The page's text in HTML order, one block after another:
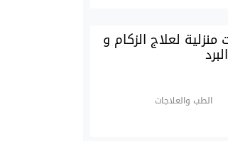
منزلية لعلاج الزكام و
الطب والعلاجات